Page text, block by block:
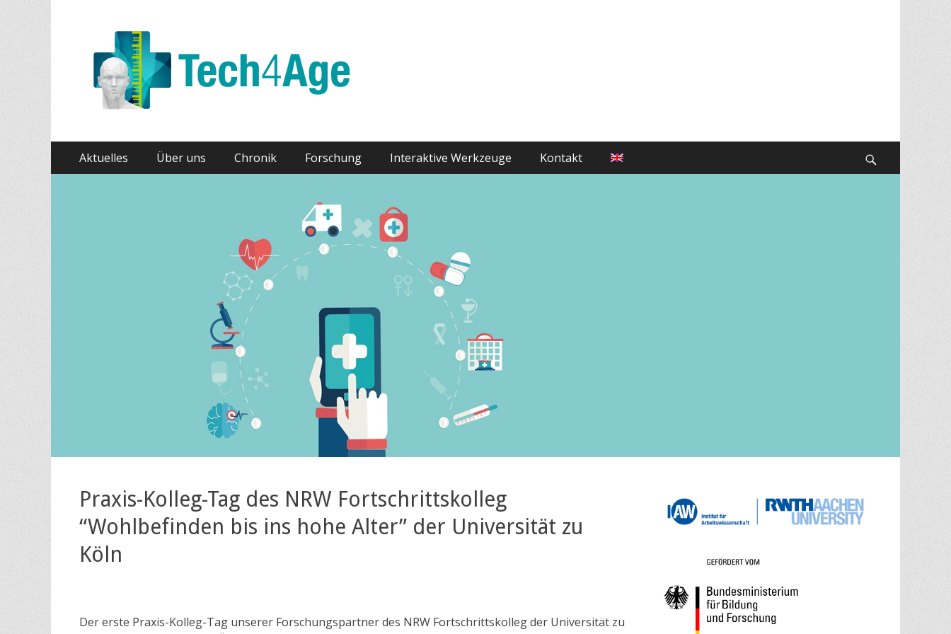
Tech4Age
Primäres
Menü
Springe
zum
Aktuelles Über uns Chronik Forschung Interaktive Werkzeuge Kontakt
Praxis-Kolleg-Tag des NRW Fortschrittskolleg
“Wohlbefinden bis ins hohe Alter” der Universität zu
Köln
Der erste Praxis-Kolleg-Tag unserer Forschungspartner des NRW Fortschrittskolleg der Universität zu